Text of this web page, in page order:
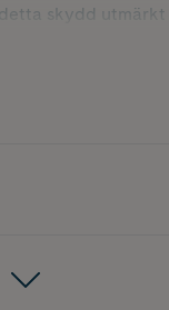
skydd